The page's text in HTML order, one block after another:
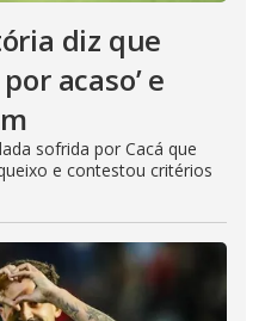
diz que
acaso’ e
sofrida por Cacá que
e contestou critérios